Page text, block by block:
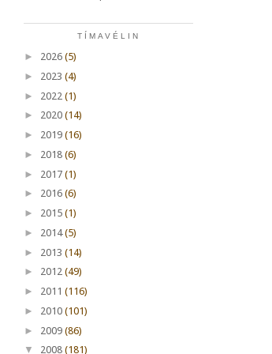
TÍMAVÉLIN
► 2026 (5)
► 2023 (4)
► 2022 (1)
► 2020 (14)
► 2019 (16)
► 2018 (6)
► 2017 (1)
► 2016 (6)
► 2015 (1)
► 2014 (5)
► 2013 (14)
► 2012 (49)
► 2011 (116)
► 2010 (101)
► 2009 (86)
▼
2008 (181)